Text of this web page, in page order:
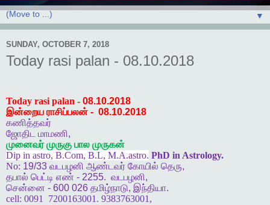
▼
SUNDAY, OCTOBER 7, 2018
Today rasi palan - 08.10.2018
Today rasi palan - 08.10.2018
இன்றைய ராசிப்பலன் - 08.10.2018
கணித்தவர்
ஜோதிட
மாமணி,
முனைவர் முருகு பால முருகன்
Dip in astro, B.Com, B.L, M.A.astro. PhD in Astrology.
No: 19/33 வடபழனி ஆண்டவர் கோயில் தெரு,
தபால் பெட்டி எண் - 2255. வடபழனி,
சென்னை - 600 026 தமிழ்நாடு, இந்தியா.
cell: 0091 7200163001. 9383763001,